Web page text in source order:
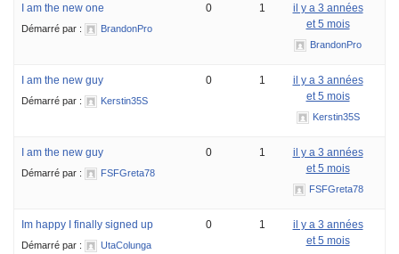
I am the new one
Démarré par : BrandonPro
0 1
il y a 3 années
et 5 mois
BrandonPro
I am the new guy
Démarré par : Kerstin35S
0 1
il y a 3 années
et 5 mois
Kerstin35S
I am the new guy
Démarré par : FSFGreta78
0 1
il y a 3 années
et 5 mois
FSFGreta78
Im happy I finally signed up
Démarré par : UtaColunga
0 1
il y a 3 années
et 5 mois